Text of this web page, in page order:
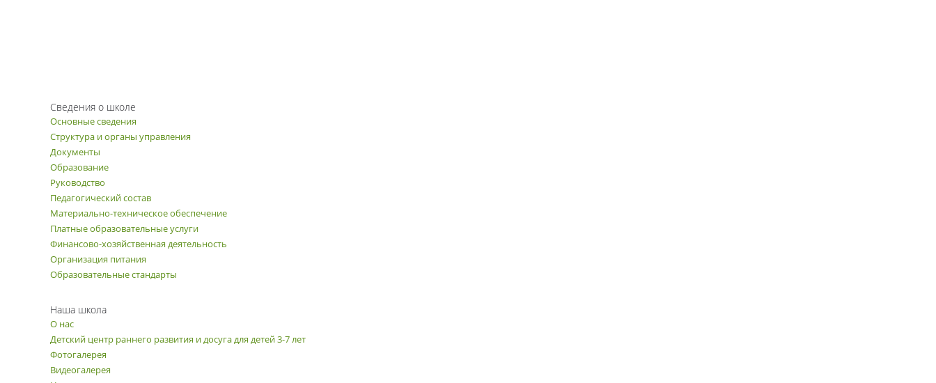
Сведения о школе
Основные сведения
Структура и органы управления
Документы
Образование
Руководство
Педагогический состав
Материально-техническое обеспечение
Платные образовательные услуги
Финансово-хозяйственная деятельность
Организация питания
Образовательные стандарты
Наша школа
О нас
Детский центр раннего развития и досуга для детей 3-7 лет
Фотогалерея
Видеогалерея